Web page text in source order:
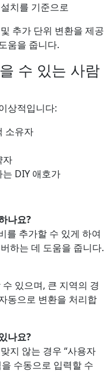
치를 기준으로
추가 단위 변환을 제공
움을 줍니다.
수 있는 사람
상적입니다:
소유자
자
DIY 애호가
나요?
를 추가할 수 있게 하여
하는 데 도움을 줍니다.
있으며, 큰 지역의 경
동으로 변환을 처리합
나요?
지 않는 경우 “사용자
수동으로 입력할 수